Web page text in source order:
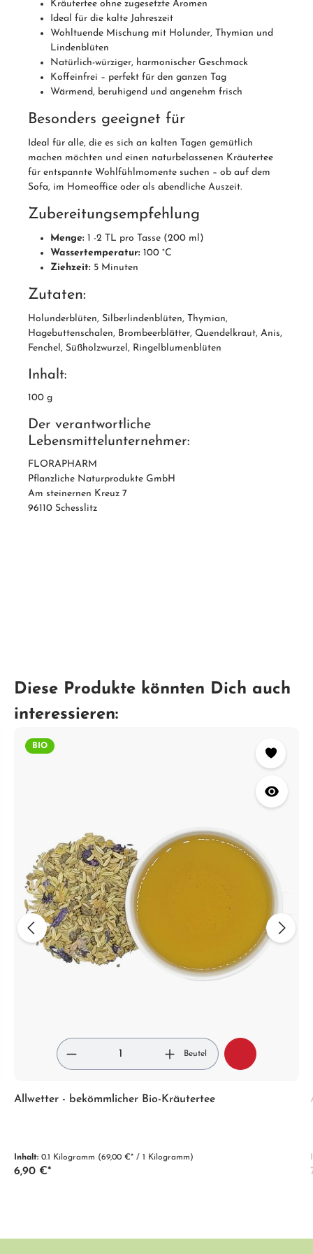
Kräutertee ohne zugesetzte Aromen
Ideal für die kalte Jahreszeit
Wohltuende Mischung mit Holunder, Thymian und
Lindenblüten
Natürlich-würziger, harmonischer Geschmack
Koffeinfrei – perfekt für den ganzen Tag
Wärmend, beruhigend und angenehm frisch
Besonders geeignet für
Ideal für alle, die es sich an kalten Tagen gemütlich
machen möchten und einen naturbelassenen Kräutertee
für entspannte Wohlfühlmomente suchen – ob auf dem
Sofa, im Homeoffice oder als abendliche Auszeit.
Zubereitungsempfehlung
Menge: 1 -2 TL pro Tasse (200 ml)
Wassertemperatur: 100 °C
Ziehzeit: 5 Minuten
Zutaten:
Holunderblüten, Silberlindenblüten, Thymian,
Hagebuttenschalen, Brombeerblätter, Quendelkraut, Anis,
Fenchel, Süßholzwurzel, Ringelblumenblüten
Inhalt:
100 g
Der verantwortliche
Lebensmittelunternehmer:
FLORAPHARM
Pflanzliche Naturprodukte GmbH
Am steinernen Kreuz 7
96110 Schesslitz
Diese Produkte könnten Dich auch
interessieren:
BIO
Beutel
Allwetter - bekömmlicher Bio-Kräutertee
Inhalt: 0.1 Kilogramm (69,00 €* / 1 Kilogramm)
6,90 €*